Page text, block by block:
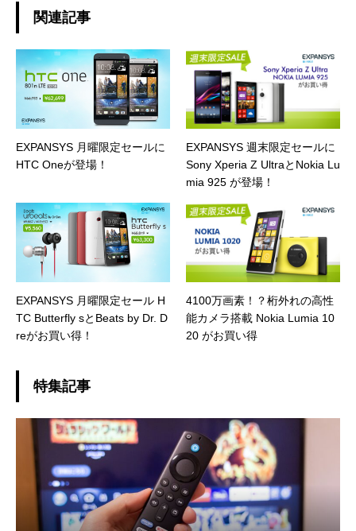
関連記事
EXPANSYS 月曜限定セールに
HTC Oneが登場！
EXPANSYS 週末限定セールに
Sony Xperia Z UltraとNokia Lu
mia 925 が登場！
EXPANSYS 月曜限定セール H
TC Butterfly sとBeats by Dr. D
reがお買い得！
4100万画素！？桁外れの高性
能カメラ搭載 Nokia Lumia 10
20 がお買い得
特集記事